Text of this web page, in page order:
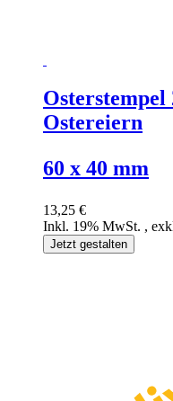
Ostereiern
60 x 40 mm
13,25 €
Inkl. 19% MwSt. ,
Jetzt gestalten